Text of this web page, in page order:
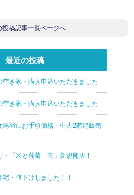
投稿記事一覧ページへ
最近の投稿
空き家・購入申込いただきました
空き家・購入申込いただきました
鳥羽にお手頃価格・中古2階建販売
・「米と葡萄 玄」新規開店！
・値下げしました！！